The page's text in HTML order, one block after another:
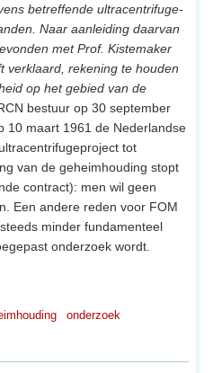
betreffende ultracentrifuge-
Naar aanleiding daarvan
met Prof. Kistemaker
verklaard, rekening te houden
op het gebied van de
bestuur op 30 september
10 maart 1961 de Nederlandse
tot
van de geheimhouding stopt
contract): men wil geen
Een andere reden voor FOM
minder fundamenteel
onderzoek wordt.
onderzoek